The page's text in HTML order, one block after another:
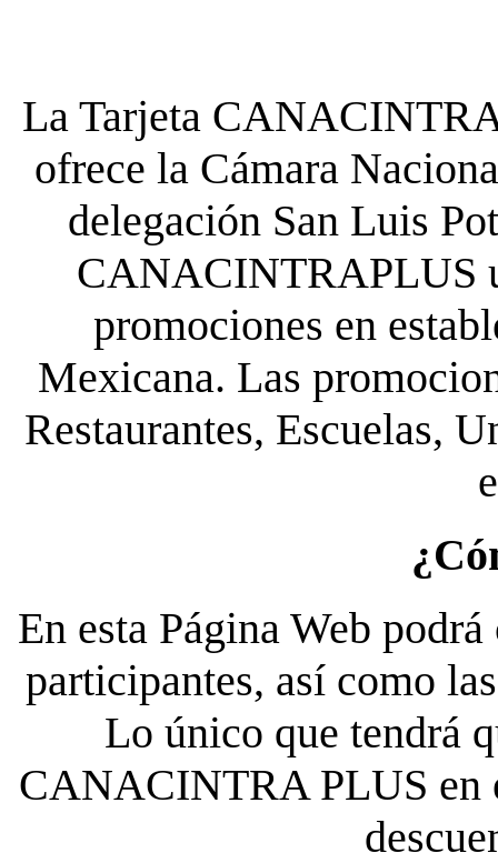
La Tarjeta
ofrece la Cámara
delegación San Luis
CANACINTRAPLUS
promociones en
Mexicana. Las
Restaurantes, Escuelas,
En esta Página Web
participantes, así como
Lo único que tendrá
CANACINTRA PLUS en